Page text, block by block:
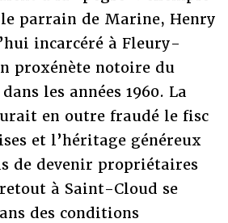
parrain de Marine, Henry
incarcéré à Fleury-
proxénète notoire du
les années 1960. La
en outre fraudé le fisc
et l’héritage généreux
de devenir propriétaires
à Saint-Cloud se
des conditions